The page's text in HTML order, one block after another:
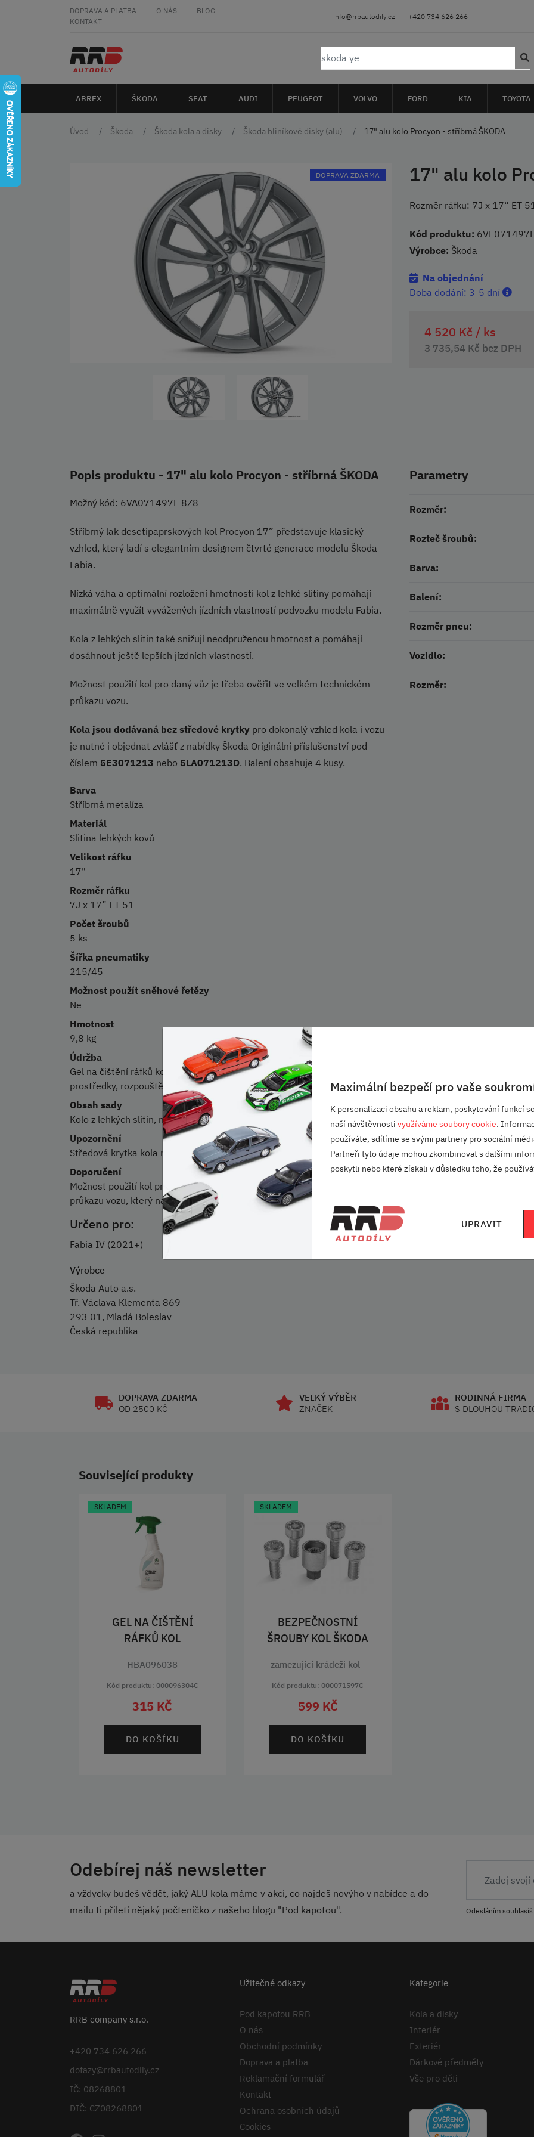
DOPRAVA A PLATBA O NÁS
BLOG
KONTAKT
info@rrbautodily.cz +420 734 626 266
ABREX ŠKODA SEAT AUDI PEUGEOT VOLVO FORD KIA TOYOTA
Úvod Škoda Škoda kola a disky Škoda hliníkové disky (alu) 17" alu kolo Procyon - stříbrná ŠKODA
DOPRAVA ZDARMA 17" alu kolo
Rozměr ráfku: 7J x 17“ ET
Kód produktu:
Výrobce: Škoda
Na objednání
Doba dodání: 3-5 dní
4 520 Kč / ks
3 735,54 Kč bez DPH
Popis produktu - 17" alu kolo Procyon - stříbrná ŠKODA
Možný kód: 6VA071497F 8Z8
Stříbrný lak desetipaprskových kol Procyon 17” představuje klasický
vzhled, který ladí s elegantním designem čtvrté generace modelu Škoda
Fabia.
Nízká váha a optimální rozložení hmotnosti kol z lehké slitiny pomáhají
maximálně využít vyvážených jízdních vlastností podvozku modelu Fabia.
Kola z lehkých slitin také snižují neodpruženou hmotnost a pomáhají
dosáhnout ještě lepších jízdních vlastností.
Možnost použití kol pro daný vůz je třeba ověřit ve velkém technickém
průkazu vozu.
Kola jsou dodávaná bez středové krytky pro dokonalý vzhled kola i vozu
je nutné i objednat zvlášť z nabídky Škoda Originální příslušenství pod
číslem 5E3071213 nebo 5LA071213D. Balení obsahuje 4 kusy.
Barva
Stříbrná metalíza
Materiál
Slitina lehkých kovů
Velikost ráfku
17"
Rozměr ráfku
7J x 17” ET 51
Počet šroubů
5 ks
Šířka pneumatiky
215/45
Možnost použít sněhové řetězy
Ne
Hmotnost
9,8 kg
Údržba
Gel na čištění ráfků kol 000096304C. Nepoužívat abrazivní čisticí
prostředky, rozpouštědla nebo drátěnku.
Obsah sady
Kolo z lehkých slitin, montážní návod
Upozornění
Středová krytka kola není součástí sady.
Doporučení
Možnost použití kol pro daný vůz je třeba ověřit ve velkém technickém
průkazu vozu, který naleznete na Portálu občana.
Určeno pro:
Fabia IV (2021+)
Výrobce
Škoda Auto a.s.
Tř. Václava Klementa 869
293 01, Mladá Boleslav
Česká republika
Parametry
Rozměr:
Rozteč šroubů:
Barva:
Balení:
Rozměr pneu:
Vozidlo:
Rozměr:
DOPRAVA ZDARMA
OD 2500 KČ
VELKÝ VÝBĚR
ZNAČEK
RODINNÁ FIRMA
S DLOUHOU
Související produkty
SKLADEM
GEL NA ČIŠTĚNÍ
RÁFKŮ KOL
HBA096038
Kód produktu: 000096304C
315 KČ
DO KOŠÍKU
SKLADEM
BEZPEČNOSTNÍ
ŠROUBY KOL ŠKODA
zamezující krádeži kol
Kód produktu: 000071597C
599 KČ
DO KOŠÍKU
Odebírej náš newsletter
a vždycky budeš vědět, jaký ALU kola máme v akci, co najdeš novýho v nabídce a do
mailu ti přiletí nějaký počteníčko z našeho blogu "Pod kapotou".
Odesláním
RRB company s.r.o.
+420 734 626 266
dotazy@rrbautodily.cz
IČ: 08268801
DIČ: CZ08268801
Užitečné odkazy
Pod kapotou RRB
O nás
Obchodní podmínky
Doprava a platba
Reklamační formulář
Kontakt
Ochrana osobních údajů
Cookies
Kategorie
Kola a disky
Interiér
Exteriér
Dárkové předměty
Vše pro děti
Maximální bezpečí pro vaše
K personalizaci obsahu a reklam, poskytování funkcí
naší návštěvnosti využíváme soubory cookie.
používáte, sdílíme se svými partnery pro sociální
Partneři tyto údaje mohou zkombinovat s dalšími
poskytli nebo které získali v důsledku toho, že
UPRAVIT